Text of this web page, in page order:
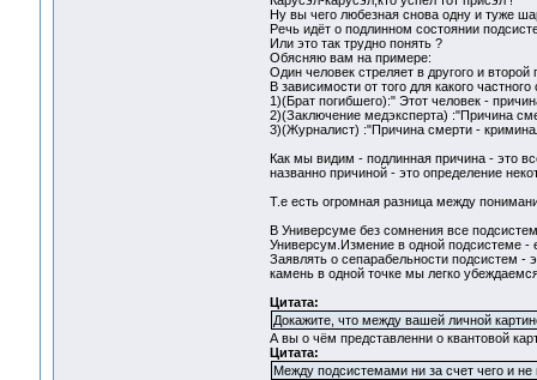
Ну вы чего любезная снова одну и туже
Речь идёт о подлинном состоянии
Или это так трудно понять ?
Обясняю вам на примере:
Один человек стреляет в другого и второй
В зависимости от того для какого
1)(Брат погибшего):" Этот человек -
2)(Заключение медэксперта) :"Причина
3)(Журналист) :"Причина смерти -
Как мы видим - подлинная причина - это
названно причиной - это определение
Т.е есть огромная разница между
В Универсуме без сомнения все
Универсум.Измение в одной подсистеме -
Заявлять о сепарабельности подсистем -
камень в одной точке мы легко
Цитата:
Докажите, что между вашей личной
А вы о чём представленни о квантовой
Цитата:
Между подсистемами ни за счет чего и не